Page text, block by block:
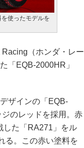
使ったモデルを
（ホンダ・レー
「EQB-2000HR」
ザインの「EQB-
のレッドを採用。赤
した「RA271」をル
る。この赤い塗料を